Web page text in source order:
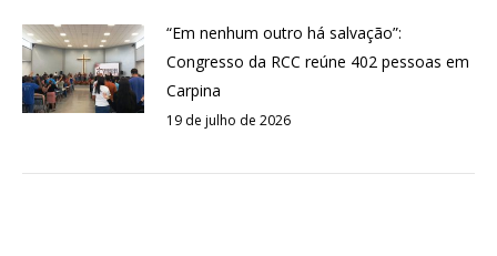
“Em nenhum outro há salvação”:
Congresso da RCC reúne 402 pessoas em
Carpina
19 de julho de 2026